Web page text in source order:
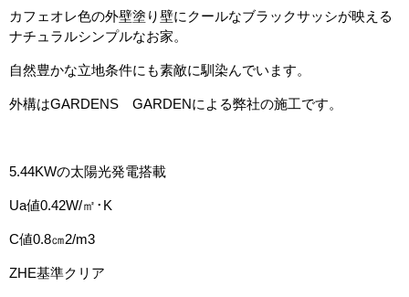
カフェオレ色の外壁塗り壁にクールなブラックサッシが映える
ナチュラルシンプルなお家。
自然豊かな立地条件にも素敵に馴染んでいます。
外構はGARDENS GARDENによる弊社の施工です。
5.44KWの太陽光発電搭載
Ua値0.42W/㎡･K
C値0.8㎝2/m3
ZHE基準クリア